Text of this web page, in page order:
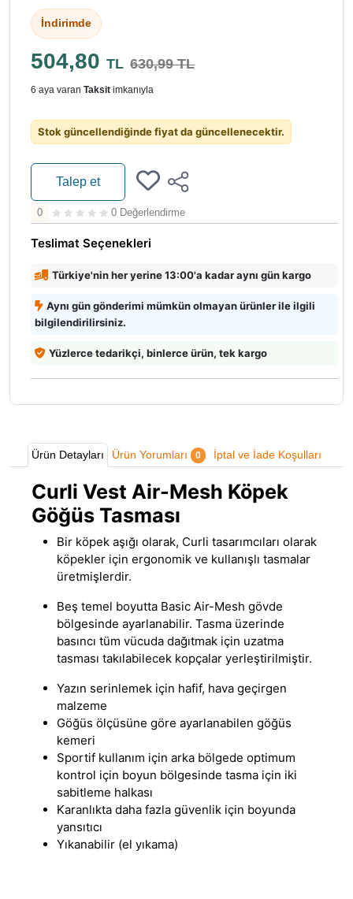
İndirimde
504,80 TL 630,99 TL
6 aya varan Taksit imkanıyla
Stok güncellendiğinde fiyat da güncellenecektir.
Talep et
0 0 Değerlendirme
Teslimat Seçenekleri
Türkiye'nin her yerine 13:00'a kadar aynı gün kargo
Aynı gün gönderimi mümkün olmayan ürünler ile ilgili
bilgilendirilirsiniz.
Yüzlerce tedarikçi, binlerce ürün, tek kargo
Ürün Detayları Ürün Yorumları 0 İptal ve İade Koşulları
Curli Vest Air-Mesh Köpek
Göğüs Tasması
Bir köpek aşığı olarak, Curli tasarımcıları olarak
köpekler için ergonomik ve kullanışlı tasmalar
üretmişlerdir.
Beş temel boyutta Basic Air-Mesh gövde
bölgesinde ayarlanabilir. Tasma üzerinde
basıncı tüm vücuda dağıtmak için uzatma
tasması takılabilecek kopçalar yerleştirilmiştir.
Yazın serinlemek için hafif, hava geçirgen
malzeme
Göğüs ölçüsüne göre ayarlanabilen göğüs
kemeri
Sportif kullanım için arka bölgede optimum
kontrol için boyun bölgesinde tasma için iki
sabitleme halkası
Karanlıkta daha fazla güvenlik için boyunda
yansıtıcı
Yıkanabilir (el yıkama)